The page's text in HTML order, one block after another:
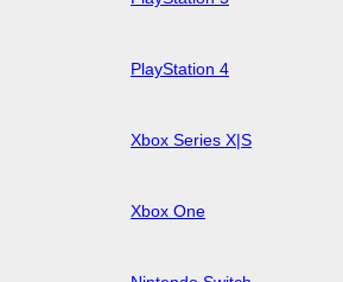
PlayStation 4
Xbox Series X|S
Xbox One